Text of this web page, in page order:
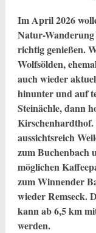
Im April 2026
Natur-
richtig genießen.
Wolfsölden,
auch wieder
hinunter und auf
Steinächle, dann
aussichtsreich
zum Buchenbach
möglichen
zum Winnender
wieder Remseck.
kann ab 6,5 km
werden.